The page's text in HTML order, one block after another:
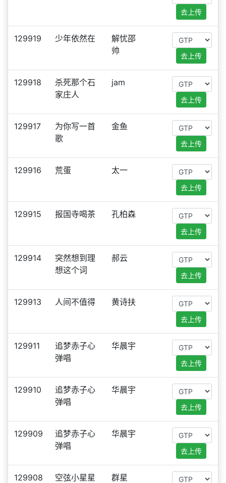
去上传
129919 少年依然在
解忧邵
帅
去上传
129918
杀死那个石
家庄人
jam
去上传
129917
为你写一首
歌
金鱼
去上传
129916 荒蛋 太一
去上传
129915 报国寺喝茶 孔柏森
去上传
129914
突然想到理
想这个词
郝云
去上传
129913 人间不值得 黄诗扶
去上传
129911
追梦赤子心
弹唱
华晨宇
去上传
129910
追梦赤子心
弹唱
华晨宇
去上传
129909
追梦赤子心
弹唱
华晨宇
去上传
129908 空弦小星星 群星